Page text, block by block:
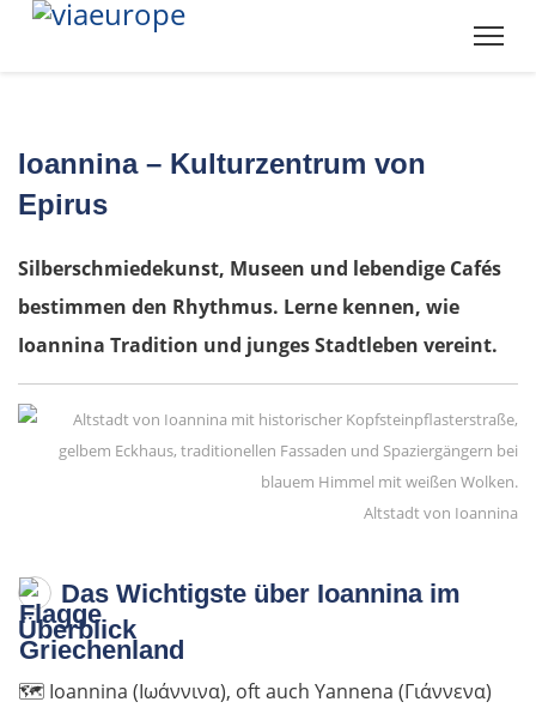
Ioannina – Kulturzentrum von
Epirus
Silberschmiedekunst, Museen und lebendige Cafés
bestimmen den Rhythmus. Lerne kennen, wie
Ioannina Tradition und junges Stadtleben vereint.
Altstadt von Ioannina
Das Wichtigste über Ioannina im
Überblick
🗺️ Ioannina (Ιωάννινα), oft auch Yannena (Γιάννενα)